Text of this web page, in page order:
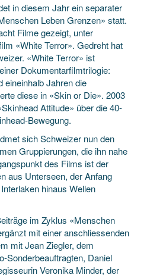
in diesem Jahr ein separater
Leben Grenzen» statt.
Filme gezeigt, unter
«White Terror». Gedreht hat
«White Terror» ist
Dokumentarfilmtrilogie:
eineinhalb Jahren die
diese in «Skin or Die». 2003
Attitude» über die 40-
Bewegung.
sich Schweizer nun den
Gruppierungen, die ihn nahe
des Films ist der
aus Unterseen, der Anfang
hinaus Wellen
im Zyklus «Menschen
mit einer anschliessenden
mit Jean Ziegler, dem
Sonderbeauftragten, Daniel
Veronika Minder, der